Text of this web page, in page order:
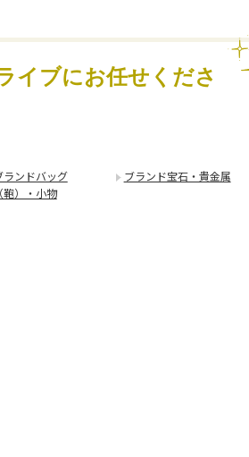
イブにお任せくださ
ランドバッグ
鞄）・小物
ブランド宝石・貴金属